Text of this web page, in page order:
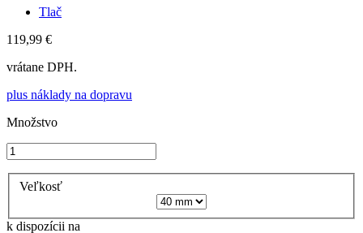
Tlač
119,99 €
vrátane DPH.
plus náklady na dopravu
Množstvo
Veľkosť
k dispozícii na